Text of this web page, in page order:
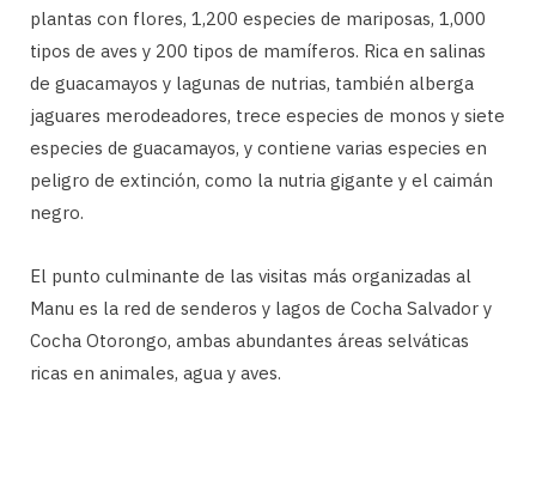
plantas con flores, 1,200 especies de mariposas, 1,000
tipos de aves y 200 tipos de mamíferos. Rica en salinas
de guacamayos y lagunas de nutrias, también alberga
jaguares merodeadores, trece especies de monos y siete
especies de guacamayos, y contiene varias especies en
peligro de extinción, como la nutria gigante y el caimán
negro.
El punto culminante de las visitas más organizadas al
Manu es la red de senderos y lagos de Cocha Salvador y
Cocha Otorongo, ambas abundantes áreas selváticas
ricas en animales, agua y aves.